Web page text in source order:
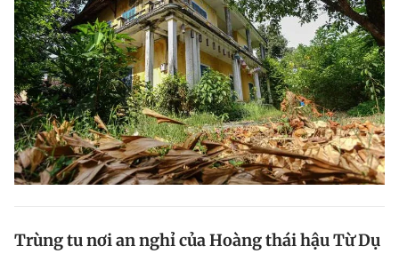
Trùng tu nơi an nghỉ của Hoàng thái hậu Từ Dụ